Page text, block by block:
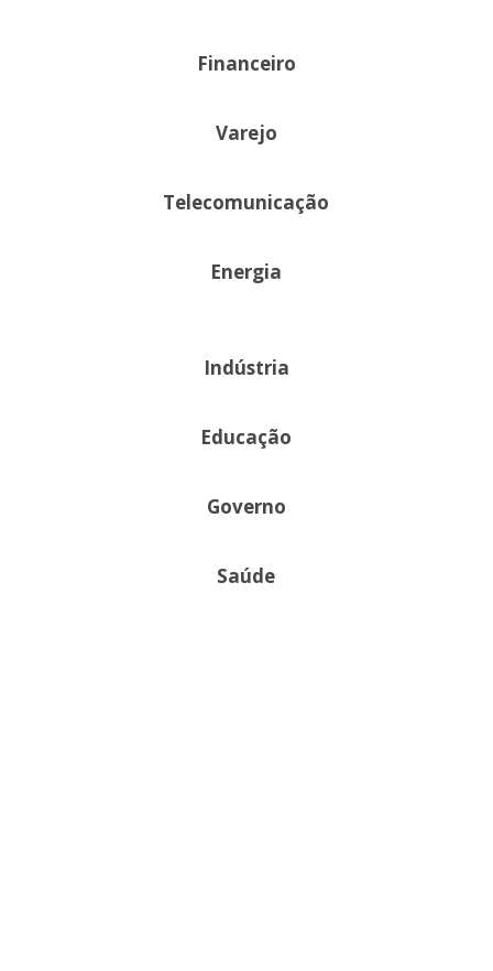
Financeiro
Varejo
Telecomunicação
Energia
Indústria
Educação
Governo
Saúde